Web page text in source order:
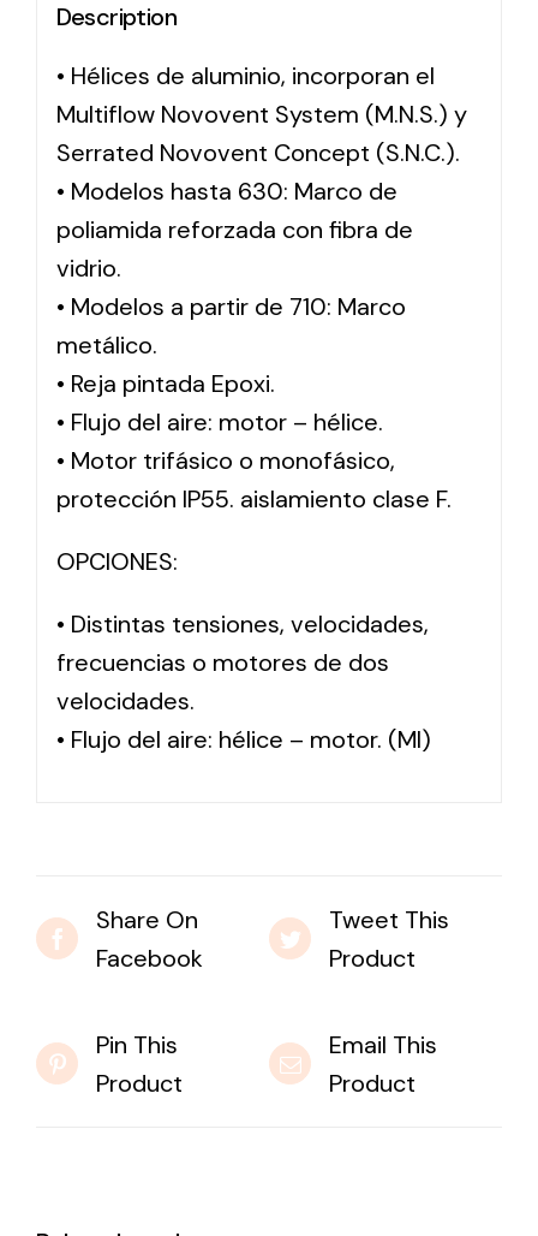
Description
• Hélices de aluminio, incorporan el
Multiflow Novovent System (M.N.S.) y
Serrated Novovent Concept (S.N.C.).
• Modelos hasta 630: Marco de
poliamida reforzada con fibra de
vidrio.
• Modelos a partir de 710: Marco
metálico.
• Reja pintada Epoxi.
• Flujo del aire: motor – hélice.
• Motor trifásico o monofásico,
protección IP55. aislamiento clase F.
OPCIONES:
• Distintas tensiones, velocidades,
frecuencias o motores de dos
velocidades.
• Flujo del aire: hélice – motor. (MI)
Share On
Facebook
Tweet This
Product
Pin This
Product
Email This
Product